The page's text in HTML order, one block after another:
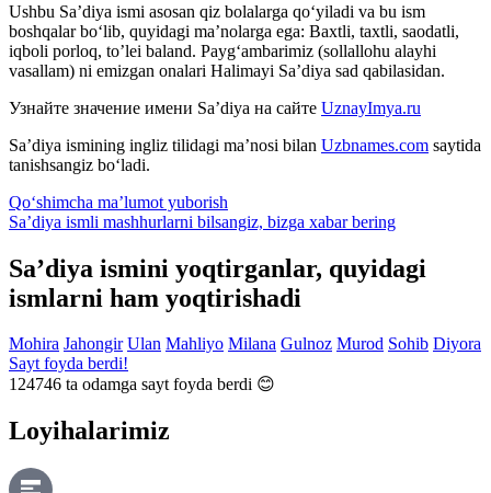
Ushbu Sa’diya ismi asosan qiz bolalarga qo‘yiladi va bu ism
boshqalar bo‘lib, quyidagi ma’nolarga ega: Baxtli, taxtli, saodatli,
iqboli porloq, to’lei baland. Payg‘ambarimiz (sollallohu alayhi
vasallam) ni emizgan onalari Halimayi Sa’diya sad qabilasidan.
Узнайте значение имени Sa’diya на сайте UznayImya.ru
Sa’diya ismining ingliz tilidagi ma’nosi bilan Uzbnames.com saytida
tanishsangiz bo‘ladi.
Qo‘shimcha ma’lumot yuborish
Sa’diya ismli mashhurlarni bilsangiz, bizga xabar bering
Sa’diya ismini yoqtirganlar, quyidagi
ismlarni ham yoqtirishadi
Mohira Jahongir Ulan Mahliyo Milana Gulnoz Murod Sohib Diyora
Sayt foyda berdi!
124746 ta odamga sayt foyda berdi 😊
Loyihalarimiz